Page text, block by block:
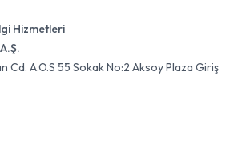
Hizmetleri
Cd. A.O.S 55 Sokak No:2 Aksoy Plaza Giriş